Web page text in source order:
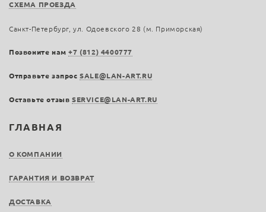
ГЛАВНАЯ
О КОМПАНИИ
ГАРАНТИЯ И ВОЗВРАТ
ДОСТАВКА
СХЕМА ПРОЕЗДА
Санкт-Петербург, ул. Одоевского 28 (м. Приморская)
Позвоните нам+7 (812) 4400777
Отправьте запросSALE@LAN-ART.RU
Оставьте отзыв SERVICE@LAN-ART.RU